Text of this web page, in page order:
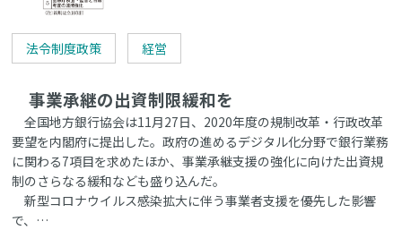
法令制度政策 経営
事業承継の出資制限緩和を
全国地方銀行協会は11月27日、2020年度の規制改革・行政改革
要望を内閣府に提出した。政府の進めるデジタル化分野で銀行業務
に関わる7項目を求めたほか、事業承継支援の強化に向けた出資規
制のさらなる緩和なども盛り込んだ。
新型コロナウイルス感染拡大に伴う事業者支援を優先した影響
で、…